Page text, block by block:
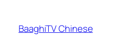
content
BaaghiTV Chinese